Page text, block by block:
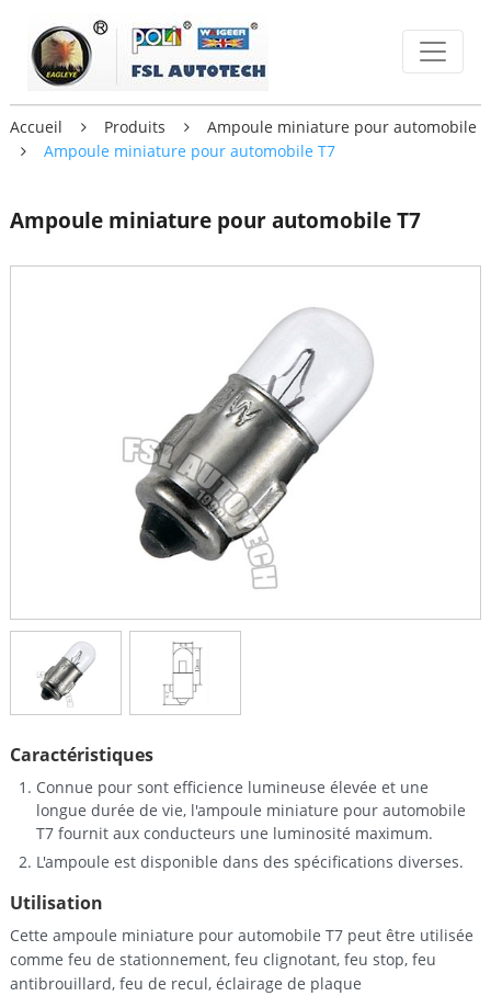
Accueil Produits
Ampoule miniature pour automobile
Ampoule miniature pour automobile T7
Ampoule miniature pour automobile T7
Caractéristiques
Connue pour sont efficience lumineuse élevée et une
longue durée de vie, l'ampoule miniature pour automobile
T7 fournit aux conducteurs une luminosité maximum.
L'ampoule est disponible dans des spécifications diverses.
Utilisation
Cette ampoule miniature pour automobile T7 peut être utilisée
comme feu de stationnement, feu clignotant, feu stop, feu
antibrouillard, feu de recul, éclairage de plaque